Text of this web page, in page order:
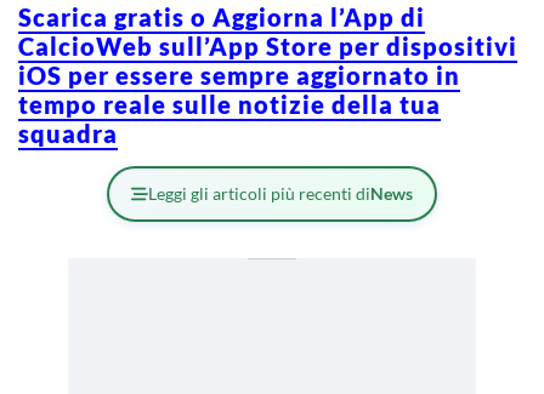
Scarica gratis o Aggiorna l’App di
CalcioWeb sull’App Store per dispositivi
iOS per essere sempre aggiornato in
tempo reale sulle notizie della tua
squadra
Leggi gli articoli più recenti diNews